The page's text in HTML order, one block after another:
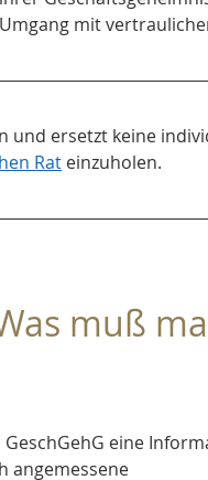
mit
ersetzt keine
Rat einzuholen.
muß
eine
angemessene